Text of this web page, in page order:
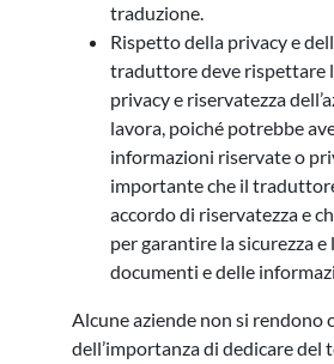
traduzione.
Rispetto della privacy e
traduttore deve rispettare
privacy e riservatezza
lavora, poiché potrebbe
informazioni riservate o
importante che il
accordo di riservatezza e
per garantire la sicurezza e
documenti e delle
Alcune aziende non si rendono
dell’importanza di dedicare del